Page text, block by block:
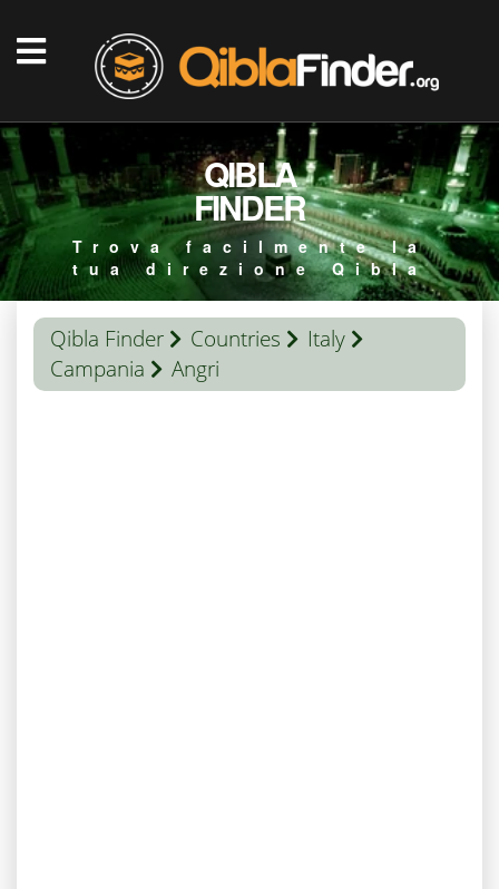
QIBLA
FINDER
Trova facilmente la
tua direzione Qibla
Qibla Finder Countries
Italy
Campania
Angri